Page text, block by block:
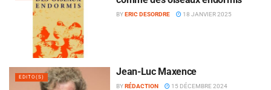
BYERIC DESORDRE 18 JANVIER 2025
EDITO(S) Jean-Luc Maxence
BYRÉDACTION 15 DÉCEMBRE 2024